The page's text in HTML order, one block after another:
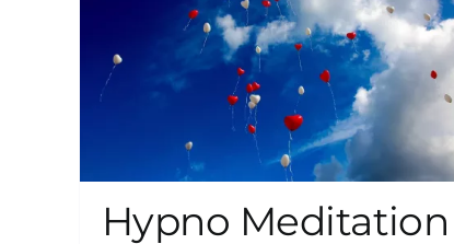
Hypno Meditation